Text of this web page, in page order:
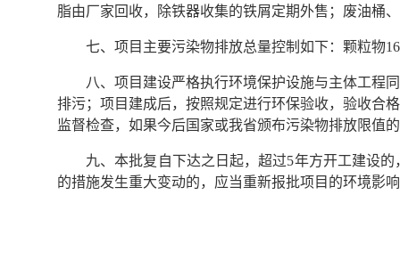
脂由厂家回收，除铁器收集的铁屑定期外售；废油桶
七、项目主要污染物排放总量控制如下：颗粒物
八、项目建设严格执行环境保护设施与主体工程
排污；项目建成后，按照规定进行环保验收，验收合
监督检查，如果今后国家或我省颁布污染物排放限值
九、本批复自下达之日起，超过5年方开工建设
的措施发生重大变动的，应当重新报批项目的环境影